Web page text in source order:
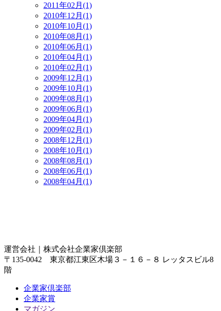
2011年02月(1)
2010年12月(1)
2010年10月(1)
2010年08月(1)
2010年06月(1)
2010年04月(1)
2010年02月(1)
2009年12月(1)
2009年10月(1)
2009年08月(1)
2009年06月(1)
2009年04月(1)
2009年02月(1)
2008年12月(1)
2008年10月(1)
2008年08月(1)
2008年06月(1)
2008年04月(1)
運営会社｜ 株式会社企業家倶楽部
〒135-0042 東京都江東区木場３－１６－８ レッタスビル8
階
企業家倶楽部
企業家賞
マガジン